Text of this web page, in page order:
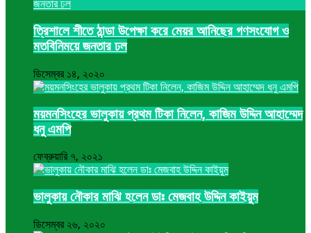
ত্রিশালে শীতে ঠান্ডা উপেক্ষা করে মেয়র আনিছের গণসংযোগ ও
মতবিনিময়ে জনতার ঢল
ডিসেম্বর ১৪, ২০২০
ময়মনসিংহের ভালুকায় প্রথম টিকা নিলেন, কাজিম উদ্দিন আহাম্মেদ
ধনু এমপি
ফেব্রুয়ারি ৭, ২০২১
ভালুকায় নৌকার মাঝি হলেন ডাঃ মেজবাহ উদ্দিন কাইয়ুম
ডিসেম্বর ২৬, ২০২০